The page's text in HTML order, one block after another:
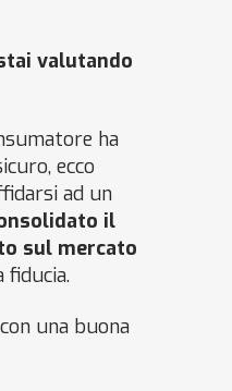
valutando
ha
ecco
ad un
il
sul mercato
fiducia.
una buona